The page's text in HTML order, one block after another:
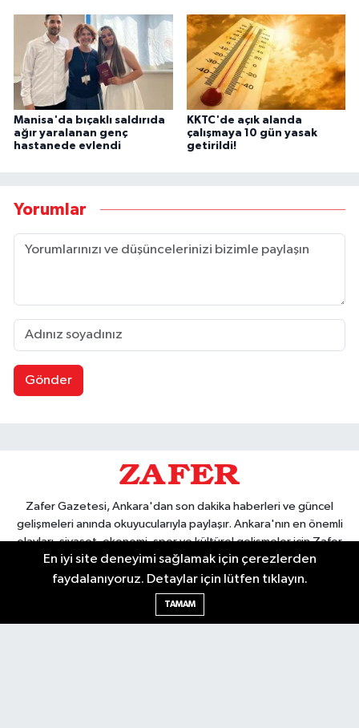
Manisa'da bıçaklı saldırıda
ağır yaralanan genç
hastanede evlendi
KKTC'de açık alanda
çalışmaya 10 gün yasak
getirildi!
Yorumlar
Gönder
Zafer Gazetesi, Ankara'dan son dakika haberleri ve güncel
gelişmeleri anında okuyucularıyla paylaşır. Ankara'nın en önemli
olayları, siyaset, ekonomi, spor ve kültürel gelişmeler için Zafer
Gazetesi'ni takip edin. Başkentin güvendiği haber kaynağı.
En iyi site deneyimi sağlamak için çerezlerden
faydalanıyoruz. Detaylar için lütfen tıklayın.
TAMAM